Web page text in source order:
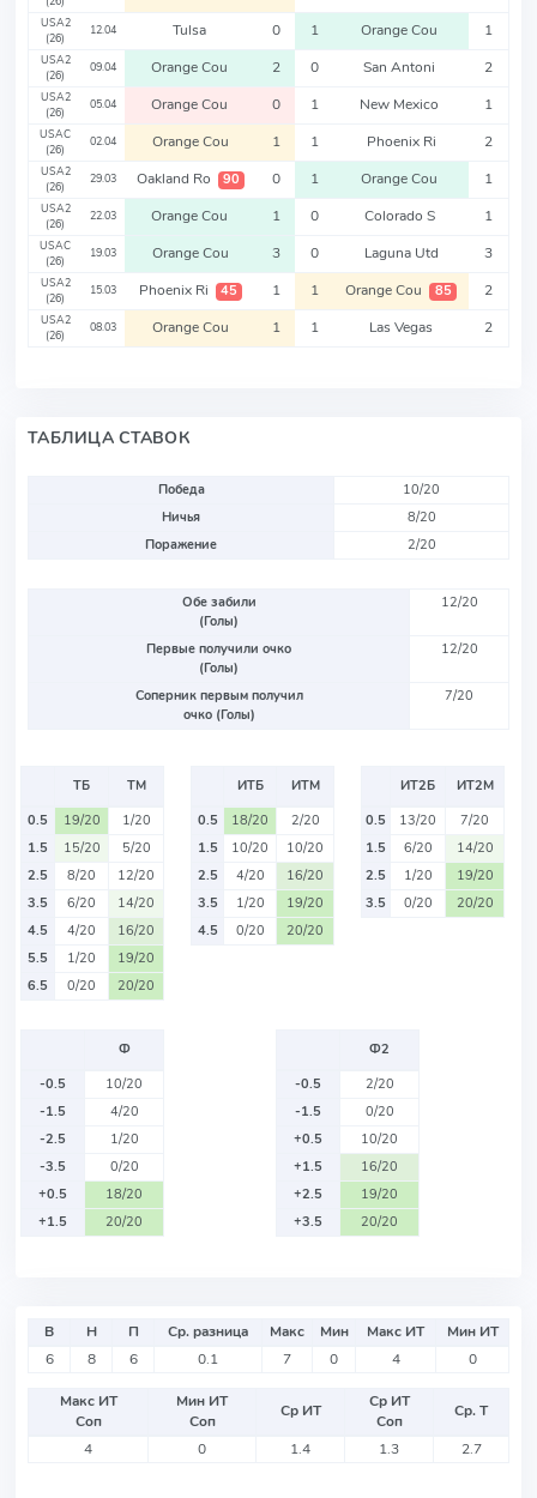
USA2
(26)
12.04 Tulsa 0 1 Orange Cou 1
USA2
(26)
09.04 Orange Cou 2 0 San Antoni 2
USA2
(26)
05.04 Orange Cou 0 1 New Mexico 1
USAC
(26)
02.04 Orange Cou 1 1 Phoenix Ri 2
USA2
(26)
29.03 Oakland Ro 90 0 1 Orange Cou 1
USA2
(26)
22.03 Orange Cou 1 0 Colorado S 1
USAC
(26)
19.03 Orange Cou 3 0 Laguna Utd 3
USA2
(26)
15.03 Phoenix Ri 45 1 1 Orange Cou 85 2
USA2
(26)
08.03 Orange Cou 1 1 Las Vegas 2
ТАБЛИЦА СТАВОК
Победа
10/20
Ничья
8/20
Поражение
2/20
Обе забили
(Голы)
12/20
Первые получили очко
(Голы)
12/20
Соперник первым получил
очко (Голы)
7/20
ТБ
ТМ
0.5
19/20
1/20
1.5
15/20
5/20
2.5
8/20
12/20
3.5
6/20
14/20
4.5
4/20
16/20
5.5
1/20
19/20
6.5
0/20 20/20
ИТБ
ИТМ
0.5
18/20
2/20
1.5
10/20
10/20
2.5
4/20
16/20
3.5
1/20
19/20
4.5
0/20 20/20
ИТ2Б
ИТ2М
0.5
13/20
7/20
1.5
6/20
14/20
2.5
1/20
19/20
3.5
0/20 20/20
Ф
-0.5
10/20
-1.5
4/20
-2.5
1/20
-3.5
0/20
+0.5
18/20
+1.5
20/20
Ф2
-0.5
2/20
-1.5
0/20
+0.5
10/20
+1.5
16/20
+2.5
19/20
+3.5
20/20
В Н П Ср. разница Макс Мин Макс ИТ
Мин ИТ
6
8 6 0.1 7 0 4 0
Макс ИТ
Соп
Мин ИТ
Соп
Ср ИТ
Ср ИТ
Соп
Ср. Т
4
0 1.4 1.3 2.7